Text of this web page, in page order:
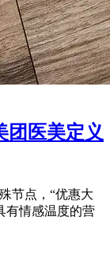
团医美定义
节点，“优惠大
有情感温度的营